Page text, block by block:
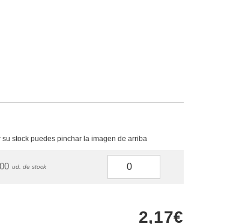
stock puedes pinchar la imagen de arriba
ud. de stock
2,17€